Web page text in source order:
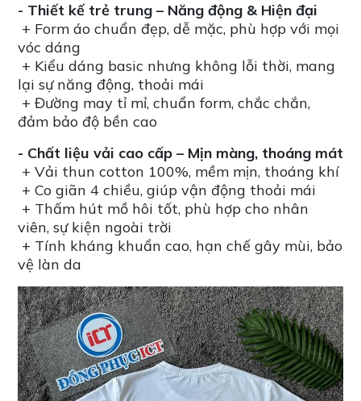
- Thiết kế trẻ trung – Năng động & Hiện đại
+ Form áo chuẩn đẹp, dễ mặc, phù hợp với mọi
vóc dáng
+ Kiểu dáng basic nhưng không lỗi thời, mang
lại sự năng động, thoải mái
+ Đường may tỉ mỉ, chuẩn form, chắc chắn,
đảm bảo độ bền cao
- Chất liệu vải cao cấp – Mịn màng, thoáng mát
+ Vải thun cotton 100%, mềm mịn, thoáng khí
+ Co giãn 4 chiều, giúp vận động thoải mái
+ Thấm hút mồ hôi tốt, phù hợp cho nhân
viên, sự kiện ngoài trời
+ Tính kháng khuẩn cao, hạn chế gây mùi, bảo
vệ làn da